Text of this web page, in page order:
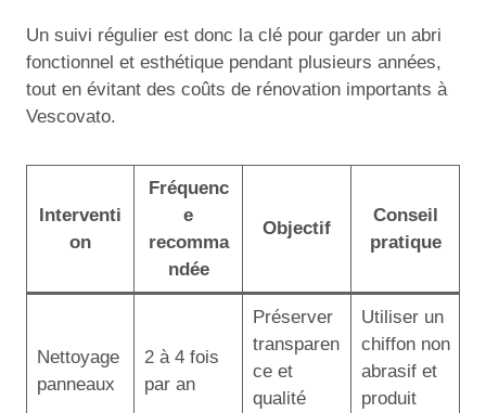
Un suivi régulier est donc la clé pour garder un abri
fonctionnel et esthétique pendant plusieurs années,
tout en évitant des coûts de rénovation importants à
Vescovato.
Interventi
on
Fréquenc
e
recomma
ndée
Objectif
Conseil
pratique
Nettoyage
panneaux
2 à 4 fois
par an
Préserver
transparen
ce et
qualité
Utiliser un
chiffon non
abrasif et
produit